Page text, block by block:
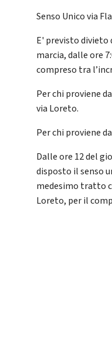
Senso Unico via
E' previsto divieto
marcia, dalle ore
compreso tra
Per chi proviene
via Loreto.
Per chi proviene
Dalle ore 12 del
disposto il senso
medesimo tratto
Loreto, per il